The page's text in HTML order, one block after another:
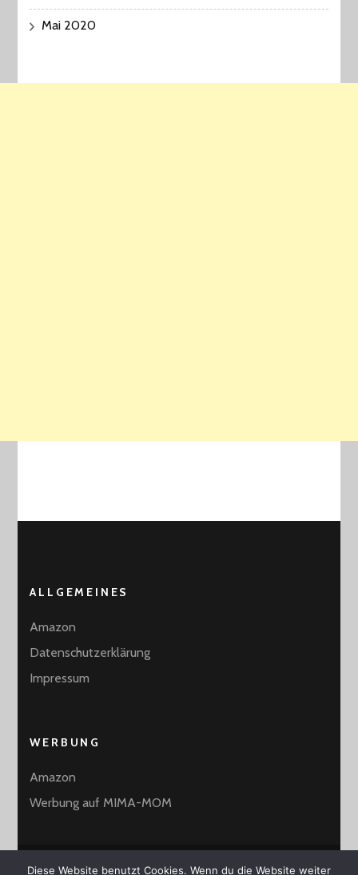
Mai 2020
ALLGEMEINES
Amazon
Datenschutzerklärung
Impressum
WERBUNG
Amazon
Werbung auf MIMA-MOM
Diese Website benutzt Cookies. Wenn du die Website weiter